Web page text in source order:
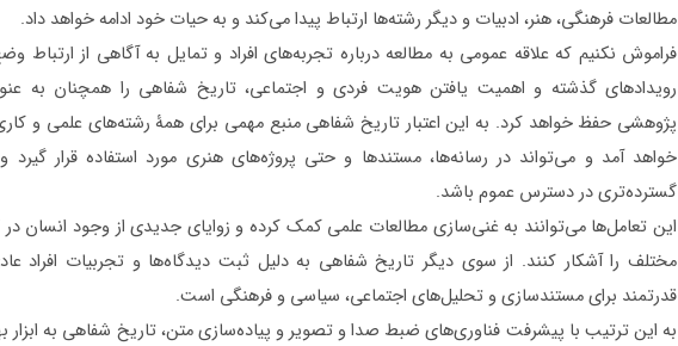
مطالعات فرهنگی، هنر، ادبیات و دیگر رشته‌ها ارتباط پیدا می‌کند و به حیات خود ادامه خواهد داد.
فراموش نکنیم که علاقه عمومی به مطالعه درباره تجربه‌های افراد و تمایل به آگاهی از ارتباط
رویدادهای گذشته و اهمیت یافتن هویت فردی و اجتماعی، تاریخ شفاهی را همچنان به
پژوهشی حفظ خواهد کرد. به این اعتبار تاریخ شفاهی منبع مهمی برای همۀ رشته‌های علمی و
خواهد آمد و می‌تواند در رسانه‌ها، مستندها و حتی پروژه‌های هنری مورد استفاده قرار
گسترده‌‌تری در دسترس عموم باشد.
این تعامل‌ها می‌توانند به غنی‌سازی مطالعات علمی کمک کرده و زوایای جدیدی از وجود انسان
مختلف را آشکار کنند. از سوی دیگر تاریخ شفاهی به دلیل ثبت دیدگاه‌ها و تجربیات افراد
قدرتمند برای مستندسازی و تحلیل‌‌های اجتماعی، سیاسی و فرهنگی است.
به این ترتیب با پیشرفت فناوری‌های ضبط صدا و تصویر و پیاده‌سازی متن، تاریخ شفاهی به ابزار